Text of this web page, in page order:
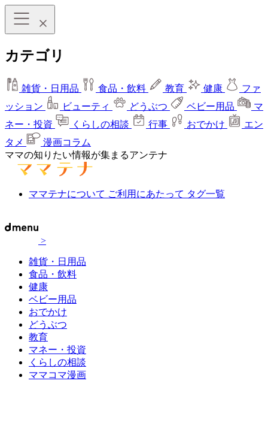
カテゴリ
雑貨・日用品 食品・飲料 教育 健康
ファ
ッション
ビューティ どうぶつ ベビー用品
マ
ネー・投資
くらしの相談 行事 おでかけ
エン
タメ
漫画コラム
ママの知りたい情報が集まるアンテナ
ママテナについて ご利用にあたって タグ一覧
>
雑貨・日用品
食品・飲料
健康
ベビー用品
おでかけ
どうぶつ
教育
マネー・投資
くらしの相談
ママコマ漫画